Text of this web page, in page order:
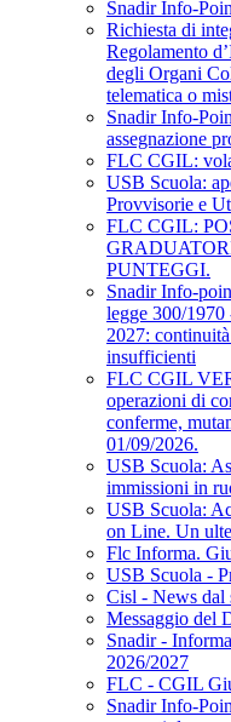
Snadir Info-
Richiesta di
Regolamento
degli Organi
telematica o
Snadir Info-
assegnazione
FLC CGIL:
USB Scuola:
Provvisorie e
FLC CGIL:
PUNTEGGI.
Snadir Info-
legge 300/
2027:
insufficienti
FLC CGIL
operazioni di
conferme,
01/09/2026.
USB Scuola:
immissioni in
USB Scuola:
on Line. Un
Flc Informa.
USB Scuola -
Cisl - News dal
Messaggio del
Snadir -
2026/2027
FLC - CGIL
Snadir Info-